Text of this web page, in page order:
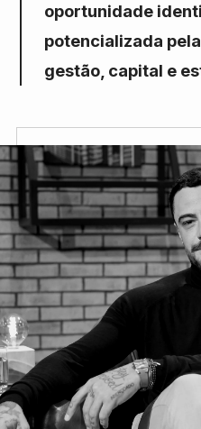
oportunidade
potencializada
gestão, capital e